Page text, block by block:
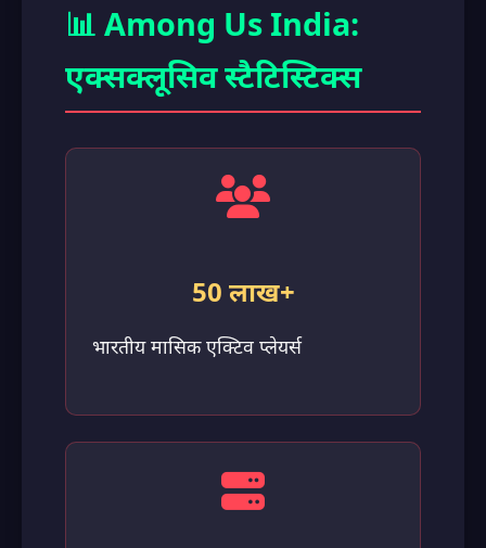
📊 Among Us India:
एक्सक्लूसिव स्टैटिस्टिक्स
50 लाख+
भारतीय मासिक एक्टिव प्लेयर्स